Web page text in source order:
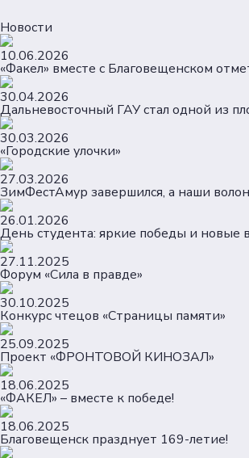
Новости
10.06.2026
«Факел» вместе с Благовещенском
30.04.2026
Дальневосточный ГАУ стал одной из
30.03.2026
«Городские улочки»
27.03.2026
ЗимФестАмур завершился, а наши
26.01.2026
День студента: яркие победы и новые
27.11.2025
Форум «Сила в правде»
30.10.2025
Конкурс чтецов «Страницы памяти»
25.09.2025
Проект «ФРОНТОВОЙ КИНОЗАЛ»
18.06.2025
«ФАКЕЛ» – вместе к победе!
18.06.2025
Благовещенск празднует 169-летие!